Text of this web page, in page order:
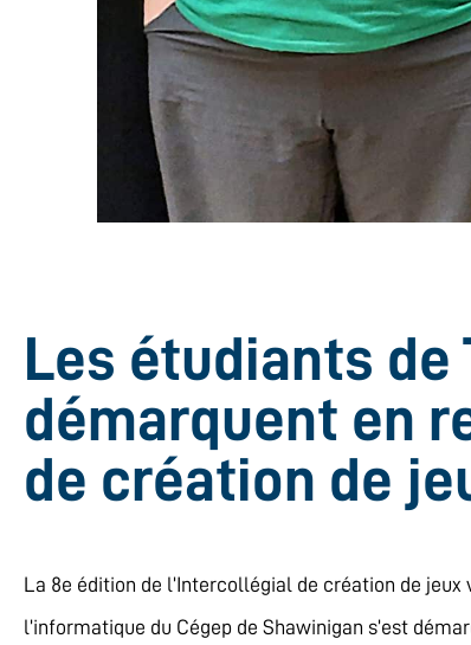
Les étudiants
démarquent en
de création de
La 8e édition de l’Intercollégial de création de jeux
l’informatique du Cégep de Shawinigan s’est